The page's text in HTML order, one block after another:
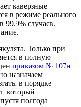
каверзные
в режиме реального
99.9% случаев.
Только при
в полную
приказом № 107н
назначаем
в порядке —
который
полгода